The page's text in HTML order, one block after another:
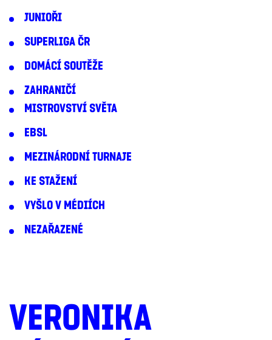
JUNIOŘI
SUPERLIGA ČR
DOMÁCÍ SOUTĚŽE
ZAHRANIČÍ
MISTROVSTVÍ SVĚTA
EBSL
MEZINÁRODNÍ TURNAJE
KE STAŽENÍ
VYŠLO V MÉDIÍCH
NEZAŘAZENÉ
VERONIKA